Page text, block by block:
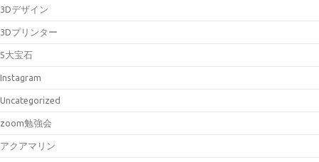
3Dデザイン
3Dプリンター
5大宝石
Instagram
Uncategorized
zoom勉強会
アクアマリン